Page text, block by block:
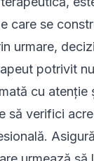
care se
urmare,
potrivit
cu atenție
să verifici